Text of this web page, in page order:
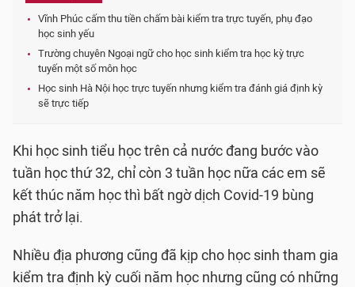
Vĩnh Phúc cấm thu tiền chấm bài kiểm tra trực tuyến, phụ đạo
học sinh yếu
Trường chuyên Ngoại ngữ cho học sinh kiểm tra học kỳ trực
tuyến một số môn học
Học sinh Hà Nội học trực tuyến nhưng kiểm tra đánh giá định kỳ
sẽ trực tiếp
Khi học sinh tiểu học trên cả nước đang bước vào
tuần học thứ 32, chỉ còn 3 tuần học nữa các em sẽ
kết thúc năm học thì bất ngờ dịch Covid-19 bùng
phát trở lại.
Nhiều địa phương cũng đã kịp cho học sinh tham gia
kiểm tra định kỳ cuối năm học nhưng cũng có những